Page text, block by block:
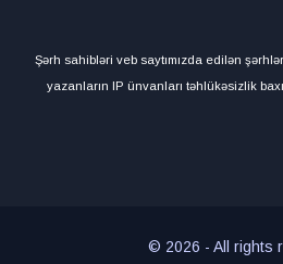
Şərh sahibləri veb saytımızda edilən
yazanların IP ünvanları təhlükəsizlik
© 2026 - All rights